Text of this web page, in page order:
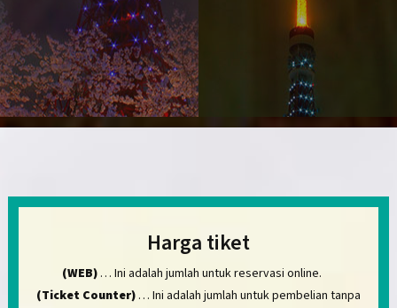
Harga tiket
(WEB) … Ini adalah jumlah untuk reservasi online.
(Ticket Counter)… Ini adalah jumlah untuk pembelian tanpa